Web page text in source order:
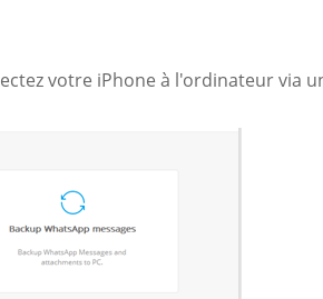
votre iPhone à l'ordinateur via